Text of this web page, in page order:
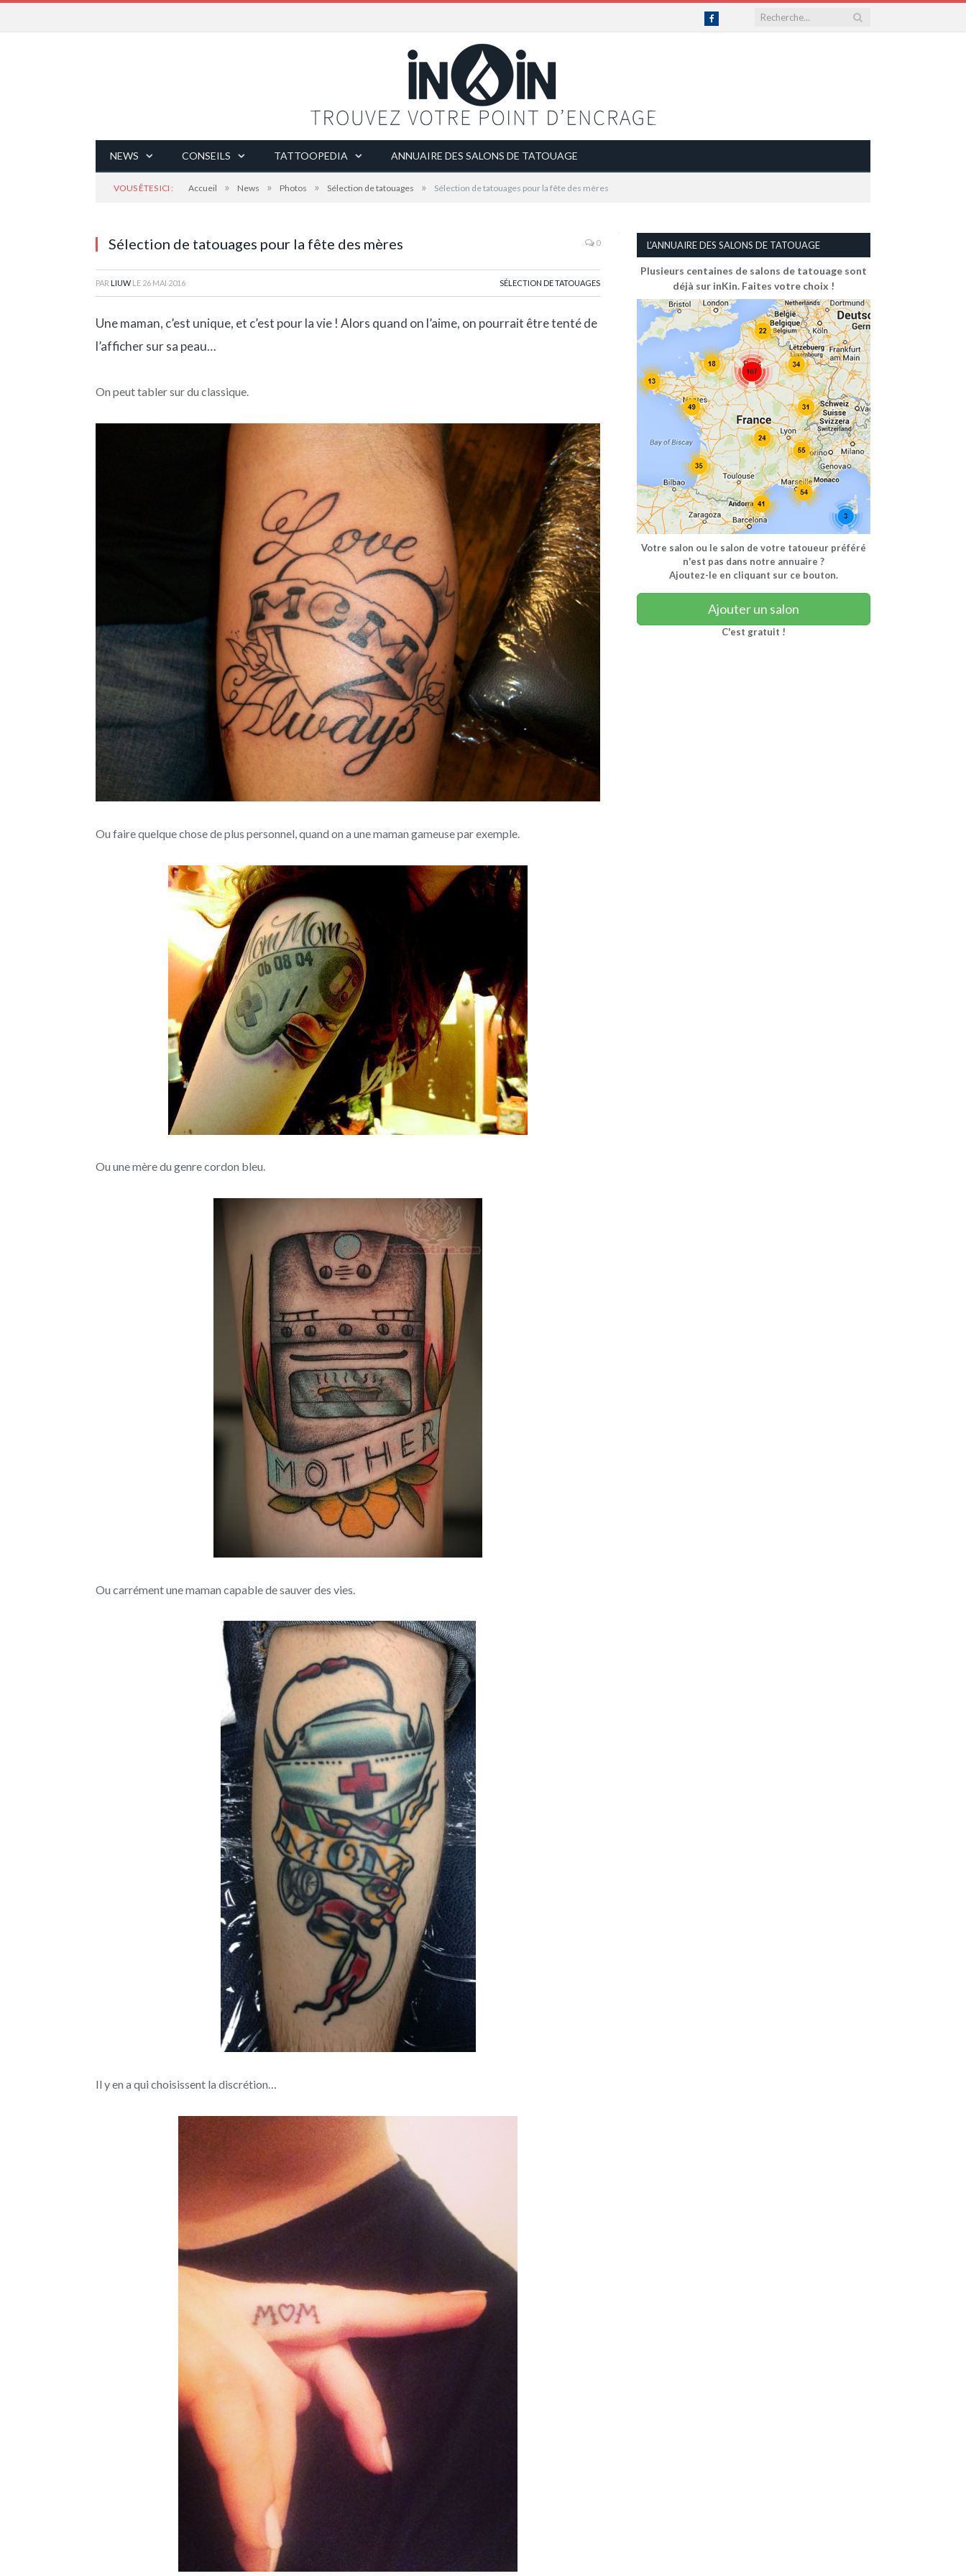
Facebook
NEWS CONSEILS TATTOOPEDIA ANNUAIRE DES SALONS DE TATOUAGE
VOUS ÊTES ICI : Accueil » News » Photos » Sélection de tatouages » Sélection de tatouages pour la fête des mères
Sélection de tatouages pour la fête des mères 0
PAR LIUW LE 26 MAI 2016 SÉLECTION DE TATOUAGES
Une maman, c’est unique, et c’est pour la vie ! Alors quand on l’aime, on pourrait être tenté de
l’afficher sur sa peau…
On peut tabler sur du classique.
Ou faire quelque chose de plus personnel, quand on a une maman gameuse par exemple.
Ou une mère du genre cordon bleu.
Ou carrément une maman capable de sauver des vies.
Il y en a qui choisissent la discrétion…
L’ANNUAIRE DES SALONS DE TATOUAGE
Plusieurs centaines de salons de tatouage sont
déjà sur inKin. Faites votre choix !
Votre salon ou le salon de votre tatoueur préféré
n'est pas dans notre annuaire ?
Ajoutez-le en cliquant sur ce bouton.
Ajouter un salon
C'est gratuit !